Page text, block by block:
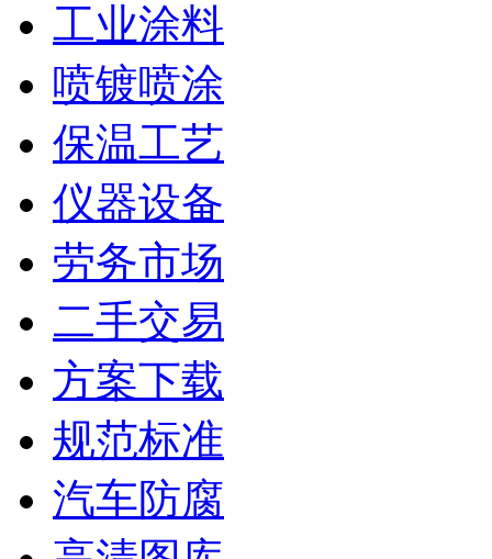
工业涂料
喷镀喷涂
保温工艺
仪器设备
劳务市场
二手交易
方案下载
规范标准
汽车防腐